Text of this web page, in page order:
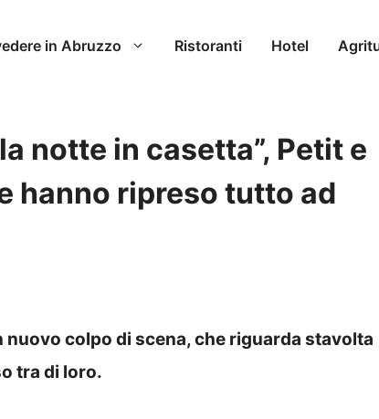
in Abruzzo Ristoranti Hotel
notte in casetta”, Petit e
hanno ripreso tutto ad
colpo di scena, che riguarda stavolta
tra di loro.